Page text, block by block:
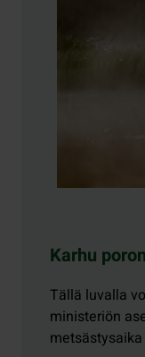
Karhu
Tällä luvalla
ministeriön